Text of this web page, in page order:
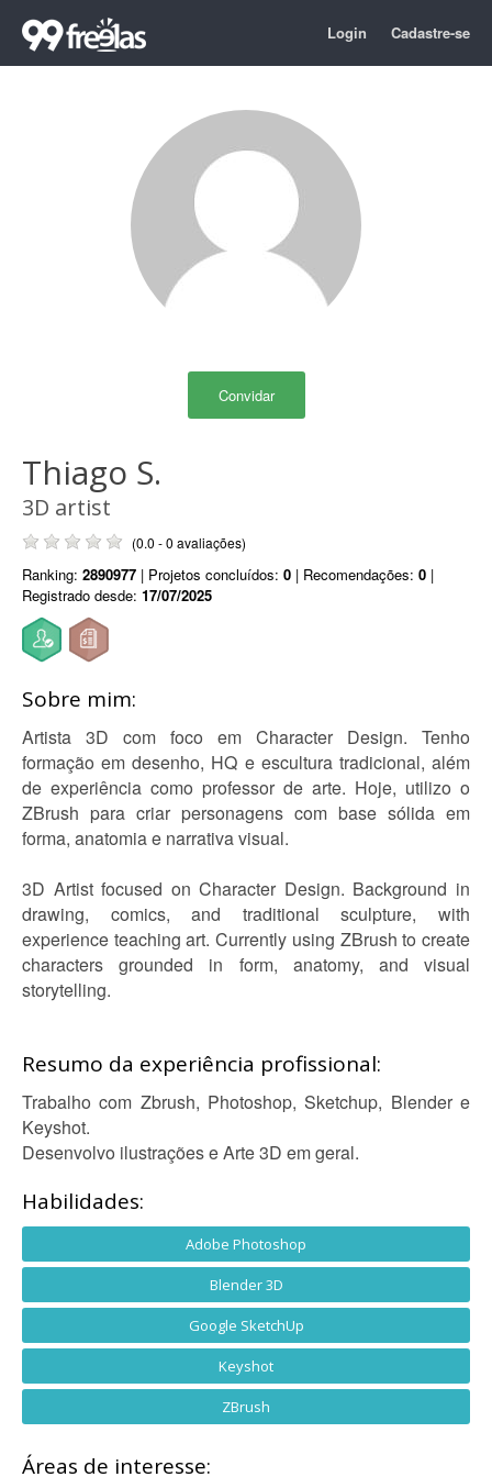
Login Cadastre-se
Convidar
Thiago S.
3D artist
(0.0 - 0 avaliações)
Ranking: 2890977 | Projetos concluídos: 0 | Recomendações: 0 |
Registrado desde: 17/07/2025
Sobre mim:
Artista 3D com foco em Character Design. Tenho
formação em desenho, HQ e escultura tradicional, além
de experiência como professor de arte. Hoje, utilizo o
ZBrush para criar personagens com base sólida em
forma, anatomia e narrativa visual.
3D Artist focused on Character Design. Background in
drawing, comics, and traditional sculpture, with
experience teaching art. Currently using ZBrush to create
characters grounded in form, anatomy, and visual
storytelling.
Resumo da experiência profissional:
Trabalho com Zbrush, Photoshop, Sketchup, Blender e
Keyshot.
Desenvolvo ilustrações e Arte 3D em geral.
Habilidades:
Adobe Photoshop
Blender 3D
Google SketchUp
Keyshot
ZBrush
Áreas de interesse: